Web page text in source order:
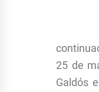
25 de
Galdós